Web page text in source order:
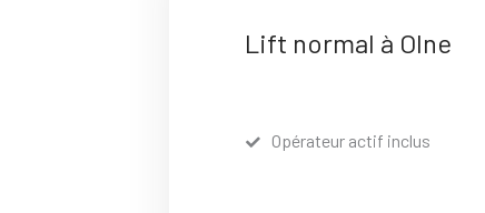
Lift normal à Olne
Opérateur actif inclus